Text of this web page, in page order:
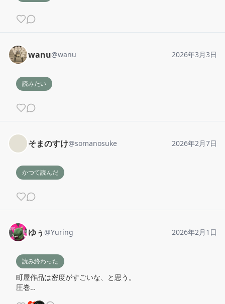
wanu@wanu 2026年3月3日
読みたい
そまのすけ@somanosuke 2026年2月7日
かつて読んだ
ゆぅ @Yuring 2026年2月1日
読み終わった
町屋作品は密度がすごいな、と思う。
圧巻…